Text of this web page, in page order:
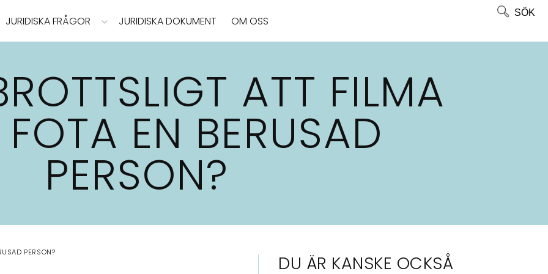
JURIDISKA FRÅGOR JURIDISKA DOKUMENT OM OSS
SÖK
ATT FILMA
FOTA EN BERUSAD
PERSON?
PERSON? DU ÄR KANSKE OCKSÅ